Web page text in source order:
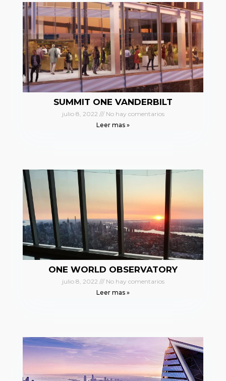
SUMMIT ONE VANDERBILT
julio 8, 2022
No hay comentarios
Leer mas »
ONE WORLD OBSERVATORY
julio 8, 2022
No hay comentarios
Leer mas »